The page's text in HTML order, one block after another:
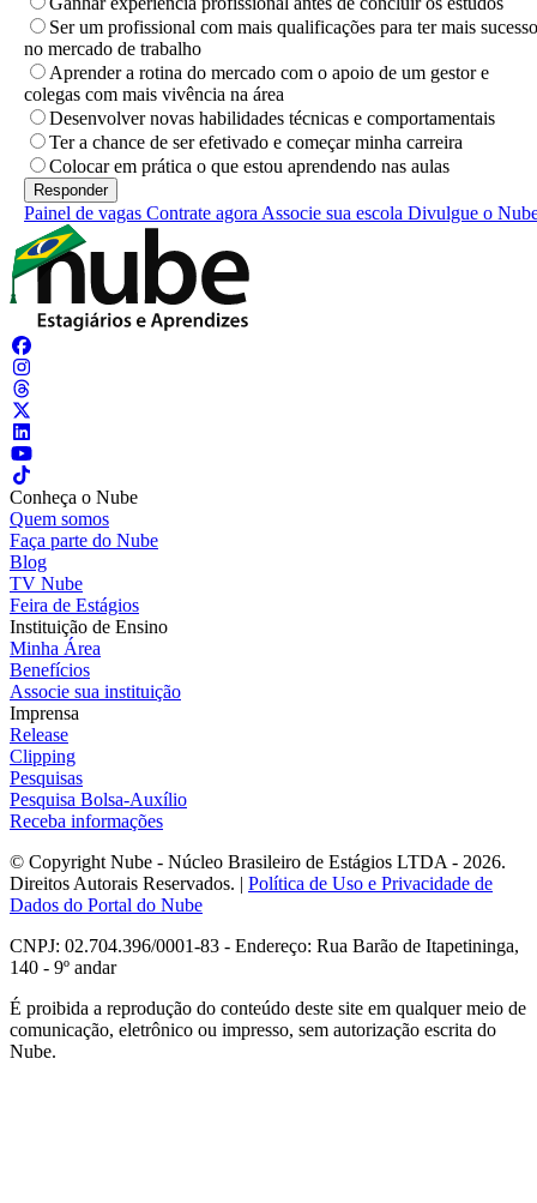
Ser um profissional com mais qualificações para ter mais sucesso
no mercado de trabalho
Aprender a rotina do mercado com o apoio de um gestor e
colegas com mais vivência na área
Desenvolver novas habilidades técnicas e comportamentais
Ter a chance de ser efetivado e começar minha carreira
Colocar em prática o que estou aprendendo nas aulas
Painel de vagas Contrate agora Associe sua escola Divulgue o
Conheça o Nube
Quem somos
Faça parte do Nube
Blog
TV Nube
Feira de Estágios
Instituição de Ensino
Minha Área
Benefícios
Associe sua instituição
Imprensa
Release
Clipping
Pesquisas
Pesquisa Bolsa-Auxílio
Receba informações
© Copyright Nube - Núcleo Brasileiro de Estágios LTDA - 2026.
Direitos Autorais Reservados. | Política de Uso e Privacidade de
Dados do Portal do Nube
CNPJ: 02.704.396/0001-83 - Endereço: Rua Barão de Itapetininga,
140 - 9º andar
É proibida a reprodução do conteúdo deste site em qualquer meio de
comunicação, eletrônico ou impresso, sem autorização escrita do
Nube.